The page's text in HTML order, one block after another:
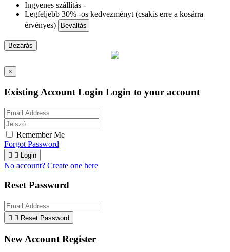
Ingyenes szállítás -
Legfeljebb 30% -os kedvezményt (csakis erre a kosárra
érvényes)
Beváltás
Bezárás
×
Existing Account Login Login to your account
Remember Me
Forgot Password
  Login
No account? Create one here
Reset Password
  Reset Password
New Account Register